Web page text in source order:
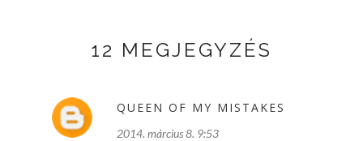
12 MEGJEGYZÉS
QUEEN OF MY MISTAKES
2014. március 8. 9:53